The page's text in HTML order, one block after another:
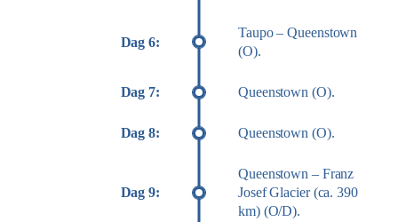
Dag 6:
Taupo – Queenstown
(O).
Dag 7: Queenstown (O).
Dag 8: Queenstown (O).
Dag 9:
Queenstown – Franz
Josef Glacier (ca. 390
km) (O/D).